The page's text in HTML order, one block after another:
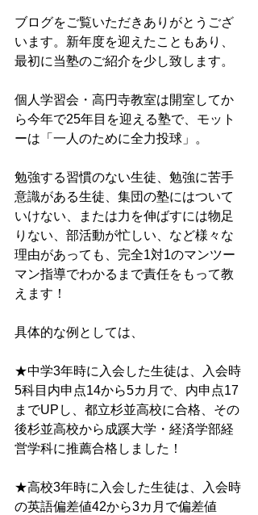
ブログをご覧いただきありがとうござ
います。新年度を迎えたこともあり、
最初に当塾のご紹介を少し致します。
個人学習会・高円寺教室は開室してか
ら今年で25年目を迎える塾で、モット
ーは「一人のために全力投球」。
勉強する習慣のない生徒、勉強に苦手
意識がある生徒、集団の塾にはついて
いけない、または力を伸ばすには物足
りない、部活動が忙しい、など様々な
理由があっても、完全1対1のマンツー
マン指導でわかるまで責任をもって教
えます！
具体的な例としては、
★中学3年時に入会した生徒は、入会時
5科目内申点14から5カ月で、内申点17
までUPし、都立杉並高校に合格、その
後杉並高校から成蹊大学・経済学部経
営学科に推薦合格しました！
★高校3年時に入会した生徒は、入会時
の英語偏差値42から3カ月で偏差値